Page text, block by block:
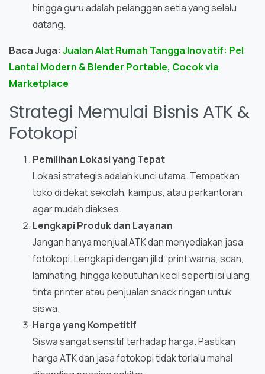
hingga guru adalah pelanggan setia yang selalu
datang.
Baca Juga: Jualan Alat Rumah Tangga Inovatif: Pel
Lantai Modern & Blender Portable, Cocok via
Marketplace
Strategi Memulai Bisnis ATK &
Fotokopi
Pemilihan Lokasi yang Tepat
Lokasi strategis adalah kunci utama. Tempatkan
toko di dekat sekolah, kampus, atau perkantoran
agar mudah diakses.
Lengkapi Produk dan Layanan
Jangan hanya menjual ATK dan menyediakan jasa
fotokopi. Lengkapi dengan jilid, print warna, scan,
laminating, hingga kebutuhan kecil seperti isi ulang
tinta printer atau penjualan snack ringan untuk
siswa.
Harga yang Kompetitif
Siswa sangat sensitif terhadap harga. Pastikan
harga ATK dan jasa fotokopi tidak terlalu mahal